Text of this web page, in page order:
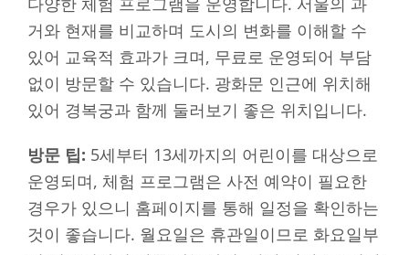
거와 현재를 비교하며 도시의 변화를 이해할 수
있어 교육적 효과가 크며, 무료로 운영되어 부담
없이 방문할 수 있습니다. 광화문 인근에 위치해
있어 경복궁과 함께 둘러보기 좋은 위치입니다.
방문 팁: 5세부터 13세까지의 어린이를 대상으로
운영되며, 체험 프로그램은 사전 예약이 필요한
경우가 있으니 홈페이지를 통해 일정을 확인하는
것이 좋습니다. 월요일은 휴관일이므로 화요일부